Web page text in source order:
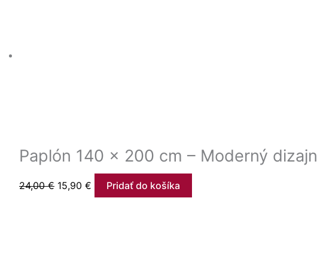
Paplón 140 x 200 cm – Moderný dizajn
24,00€ 15,90 € Pridať do košíka